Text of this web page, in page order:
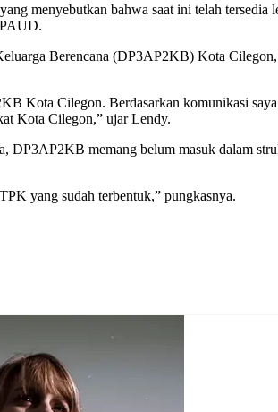
menyebutkan bahwa saat ini telah tersedia
Berencana (DP3AP2KB) Kota
Kota Cilegon. Berdasarkan komunikasi
Kota Cilegon,” ujar Lendy.
memang belum masuk dalam
yang sudah terbentuk,” pungkasnya.